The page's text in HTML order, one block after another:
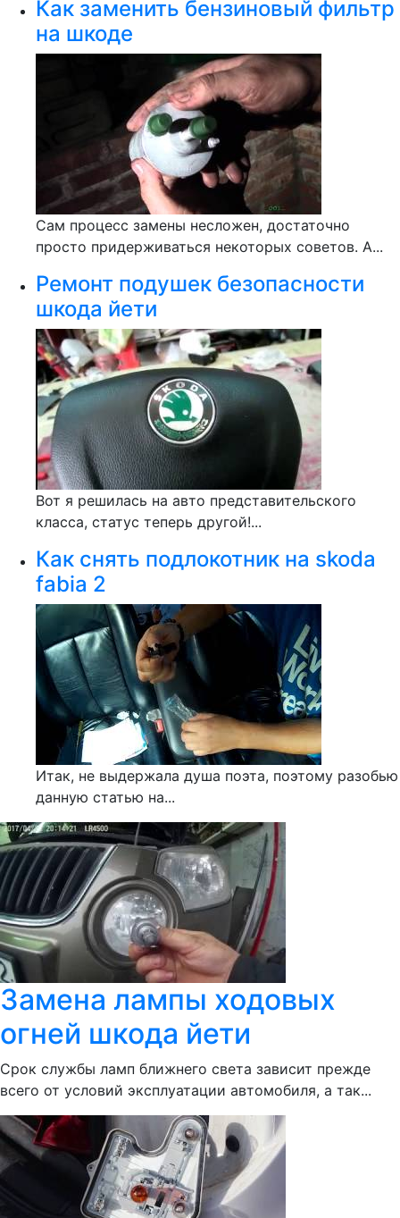
Как заменить бензиновый фильтр
на шкоде
Сам процесс замены несложен, достаточно
просто придерживаться некоторых советов. А...
Ремонт подушек безопасности
шкода йети
Вот я решилась на авто представительского
класса, статус теперь другой!...
Как снять подлокотник на skoda
fabia 2
Итак, не выдержала душа поэта, поэтому разобью
данную статью на...
Замена лампы ходовых
огней шкода йети
Срок службы ламп ближнего света зависит прежде
всего от условий эксплуатации автомобиля, а так...